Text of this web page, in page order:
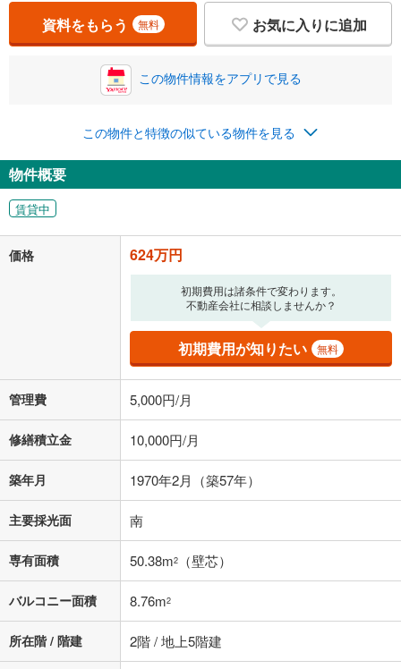
資料をもらう 無料 お気に入りに追加
この物件情報をアプリで見る
この物件と特徴の似ている物件を見る
物件概要
賃貸中
価格 624万円
初期費用は諸条件で変わります。
不動産会社に相談しませんか？
初期費用が知りたい 無料
管理費 5,000円/月
修繕積立金 10,000円/月
築年月 1970年2月（築57年）
主要採光面 南
専有面積 50.38m2 （壁芯）
バルコニー面積 8.76m2
所在階 / 階建 2階 / 地上5階建